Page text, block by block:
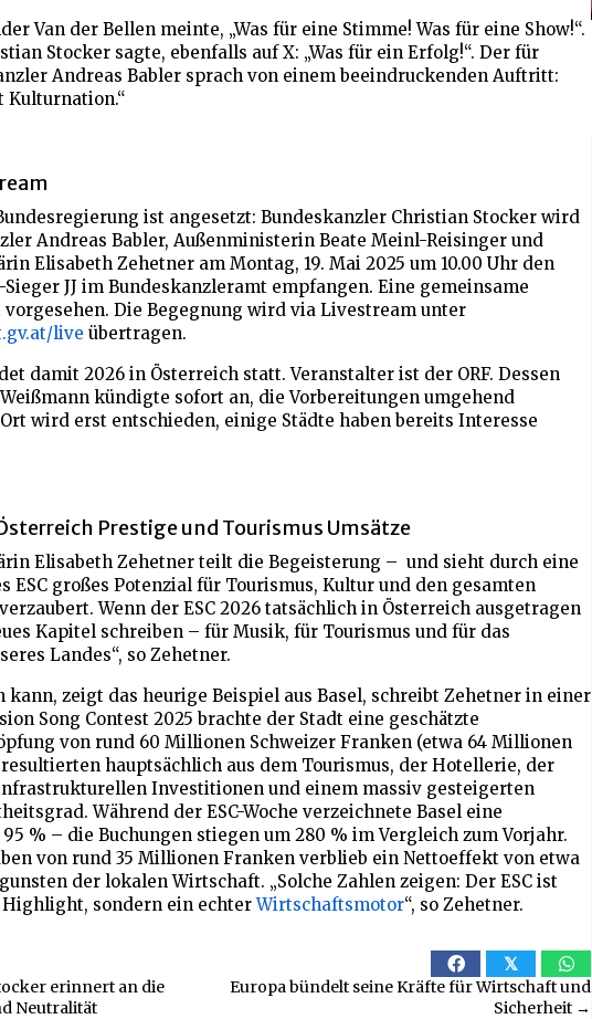
Van der Bellen meinte, „Was für eine Stimme! Was für eine Show!“.
Stocker sagte, ebenfalls auf X: „Was für ein Erfolg!“. Der für
Andreas Babler sprach von einem beeindruckenden Auftritt:
Kulturnation.“
ist angesetzt: Bundeskanzler Christian Stocker wird
Andreas Babler, Außenministerin Beate Meinl-Reisinger und
Elisabeth Zehetner am Montag, 19. Mai 2025 um 10.00 Uhr den
JJ im Bundeskanzleramt empfangen. Eine gemeinsame
Die Begegnung wird via Livestream unter
live übertragen.
damit 2026 in Österreich statt. Veranstalter ist der ORF. Dessen
kündigte sofort an, die Vorbereitungen umgehend
wird erst entschieden, einige Städte haben bereits Interesse
Prestige und Tourismus Umsätze
Elisabeth Zehetner teilt die Begeisterung – und sieht durch eine
ESC großes Potenzial für Tourismus, Kultur und den gesamten
Wenn der ESC 2026 tatsächlich in Österreich ausgetragen
Kapitel schreiben – für Musik, für Tourismus und für das
Landes“, so Zehetner.
kann, zeigt das heurige Beispiel aus Basel, schreibt Zehetner in einer
Song Contest 2025 brachte der Stadt eine geschätzte
von rund 60 Millionen Schweizer Franken (etwa 64 Millionen
hauptsächlich aus dem Tourismus, der Hotellerie, der
Investitionen und einem massiv gesteigerten
Während der ESC-Woche verzeichnete Basel eine
% – die Buchungen stiegen um 280 % im Vergleich zum Vorjahr.
von rund 35 Millionen Franken verblieb ein Nettoeffekt von etwa
der lokalen Wirtschaft. „Solche Zahlen zeigen: Der ESC ist
sondern ein echterWirtschaftsmotor“, so Zehetner.
𝕏
erinnert an die
Neutralität
Europa bündelt seine Kräfte für Wirtschaft und
Sicherheit →